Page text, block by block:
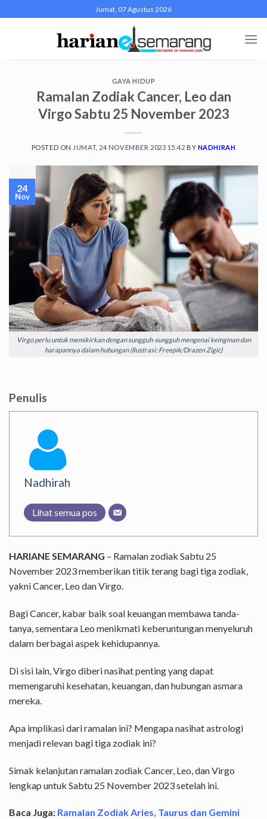
to
Jumat, 07 Agustus 2026
GAYA HIDUP
Ramalan Zodiak Cancer, Leo dan
Virgo Sabtu 25 November 2023
POSTED ON JUMAT, 24 NOVEMBER 2023 15:42 BY NADHIRAH
Virgo perlu untuk memikirkan dengan sungguh-sungguh mengenai keinginan dan
harapannya dalam hubungan (Ilustrasi: Freepik/Drazen Zigic)
24
Nov
Penulis
Nadhirah
Lihat semua pos
HARIANE SEMARANG – Ramalan zodiak Sabtu 25
November 2023 memberikan titik terang bagi tiga zodiak,
yakniCancer, Leo danVirgo.
Bagi Cancer, kabar baik soal keuangan membawa tanda-
tanya, sementara Leo menikmati keberuntungan menyeluruh
dalam berbagai aspek kehidupannya.
Di sisi lain, Virgo diberi nasihat penting yang dapat
memengaruhi kesehatan, keuangan, dan hubungan asmara
mereka.
Apa implikasi dari ramalan ini? Mengapa nasihat astrologi
menjadi relevan bagi tiga zodiak ini?
Simak kelanjutan ramalan zodiak Cancer, Leo, dan Virgo
lengkap untuk Sabtu 25 November 2023 setelah ini.
Baca Juga: Ramalan Zodiak Aries, Taurus dan Gemini